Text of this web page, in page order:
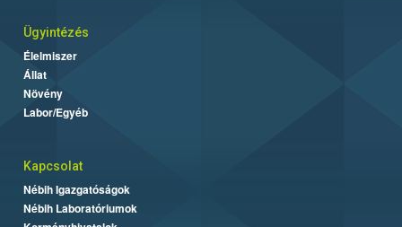
Ügyintézés
Élelmiszer
Állat
Növény
Labor/Egyéb
Kapcsolat
Nébih Igazgatóságok
Nébih Laboratóriumok